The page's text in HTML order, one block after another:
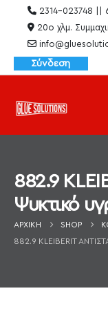
2314-023748 ||
20ο χλμ.
Σύνδεση
882.9
Ψυκτικό
ΑΡΧΙΚΉ SHOP
882.9 KLEIBERIT